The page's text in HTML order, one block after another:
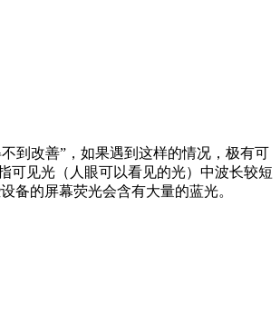
到改善”，如果遇到这样的情况，极有可
见光（人眼可以看见的光）中波长较短
设备的屏幕荧光会含有大量的蓝光。